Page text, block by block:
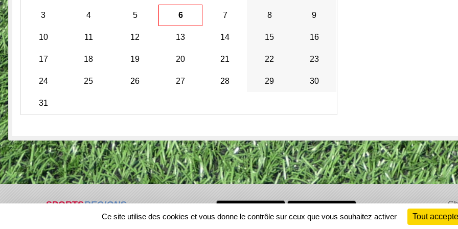
3 4 5 6 7 8 9
10 11 12 13 14 15 16
17 18 19 20 21 22 23
24 25 26 27 28 29 30
31
SPORTSREGIONS
visites
Ce site utilise des cookies et vous donne le contrôle sur ceux que vous souhaitez activer Tout